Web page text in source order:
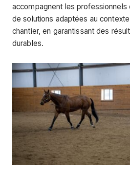
accompagnent les
de solutions adaptées au
chantier, en garantissant des
durables.